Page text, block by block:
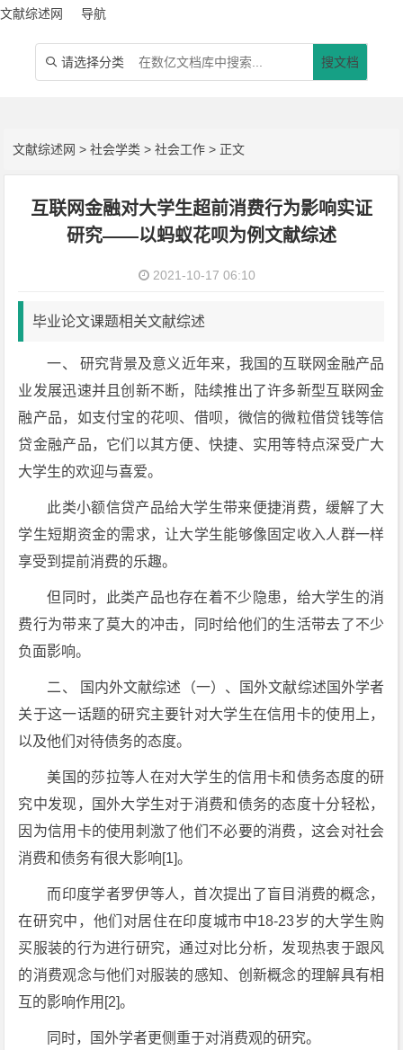
文献综述网 导航
 请选择分类 搜文档
文献综述网 >社会学类 >社会工作 > 正文
互联网金融对大学生超前消费行为影响实证
研究——以蚂蚁花呗为例文献综述
2021-10-17 06:10
毕业论文课题相关文献综述
一、 研究背景及意义近年来，我国的互联网金融产品
业发展迅速并且创新不断，陆续推出了许多新型互联网金
融产品，如支付宝的花呗、借呗，微信的微粒借贷钱等信
贷金融产品，它们以其方便、快捷、实用等特点深受广大
大学生的欢迎与喜爱。
此类小额信贷产品给大学生带来便捷消费，缓解了大
学生短期资金的需求，让大学生能够像固定收入人群一样
享受到提前消费的乐趣。
但同时，此类产品也存在着不少隐患，给大学生的消
费行为带来了莫大的冲击，同时给他们的生活带去了不少
负面影响。
二、 国内外文献综述（一）、国外文献综述国外学者
关于这一话题的研究主要针对大学生在信用卡的使用上，
以及他们对待债务的态度。
美国的莎拉等人在对大学生的信用卡和债务态度的研
究中发现，国外大学生对于消费和债务的态度十分轻松，
因为信用卡的使用刺激了他们不必要的消费，这会对社会
消费和债务有很大影响[1]。
而印度学者罗伊等人，首次提出了盲目消费的概念，
在研究中，他们对居住在印度城市中18-23岁的大学生购
买服装的行为进行研究，通过对比分析，发现热衷于跟风
的消费观念与他们对服装的感知、创新概念的理解具有相
互的影响作用[2]。
同时，国外学者更侧重于对消费观的研究。